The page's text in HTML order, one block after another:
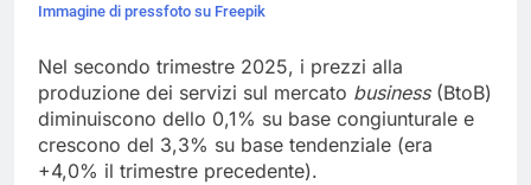
Immagine di pressfoto su Freepik
Nel secondo trimestre 2025, i prezzi alla
produzione dei servizi sul mercato business (BtoB)
diminuiscono dello 0,1% su base congiunturale e
crescono del 3,3% su base tendenziale (era
+4,0% il trimestre precedente).